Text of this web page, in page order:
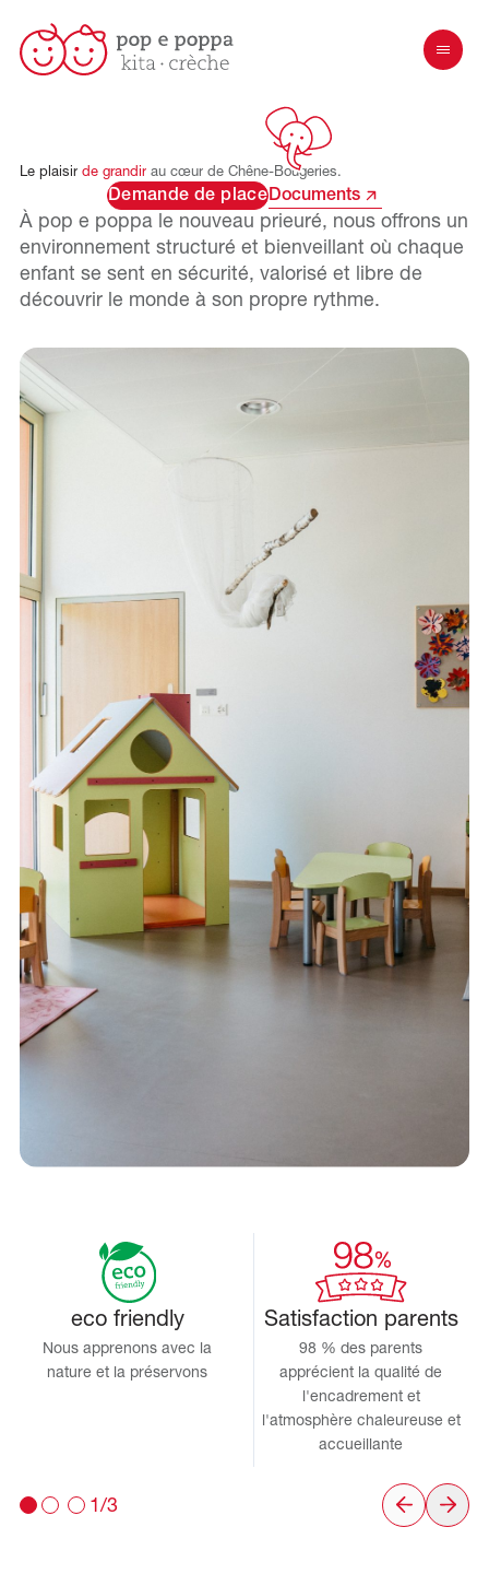
Le plaisir de grandir au cœur de Chêne-Bougeries.
Demande de place Documents
À pop e poppa le nouveau prieuré, nous offrons un
environnement structuré et bienveillant où chaque
enfant se sent en sécurité, valorisé et libre de
découvrir le monde à son propre rythme.
eco friendly
Nous apprenons avec la
nature et la préservons
Satisfaction parents
98 % des parents
apprécient la qualité de
l'encadrement et
l'atmosphère chaleureuse et
accueillante
1/3